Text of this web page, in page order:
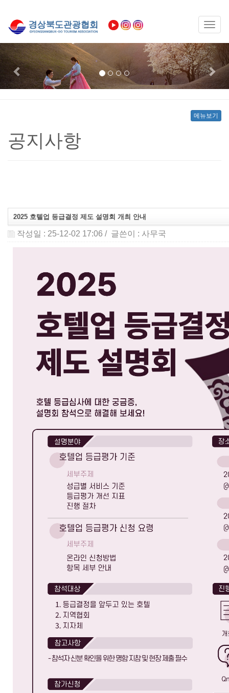
Previous
메뉴보기
공지사항
2025 호텔업 등급결정 제도 설명회 개최 안내
작성일 : 25-12-02 17:06 / 글쓴이 : 사무국